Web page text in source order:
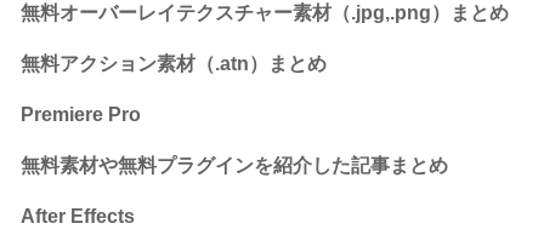
無料オーバーレイテクスチャー素材（.jpg,.png）まとめ
無料アクション素材（.atn）まとめ
Premiere Pro
無料素材や無料プラグインを紹介した記事まとめ
After Effects